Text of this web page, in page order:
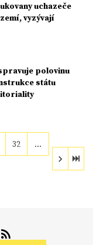
uchazeče
vyzývají
polovinu
státu
32 …